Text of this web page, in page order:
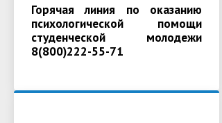
Горячая линия по оказанию
психологической помощи
студенческой молодежи
8(800)222-55-71